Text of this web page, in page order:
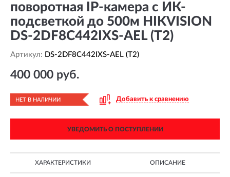
поворотная IP-камера с ИК-
подсветкой до 500м HIKVISION
DS-2DF8C442IXS-AEL (T2)
Артикул: DS-2DF8C442IXS-AEL (T2)
400 000 руб.
НЕТ В НАЛИЧИИ Добавить к сравнению
УВЕДОМИТЬ О ПОСТУПЛЕНИИ
ХАРАКТЕРИСТИКИ ОПИСАНИЕ